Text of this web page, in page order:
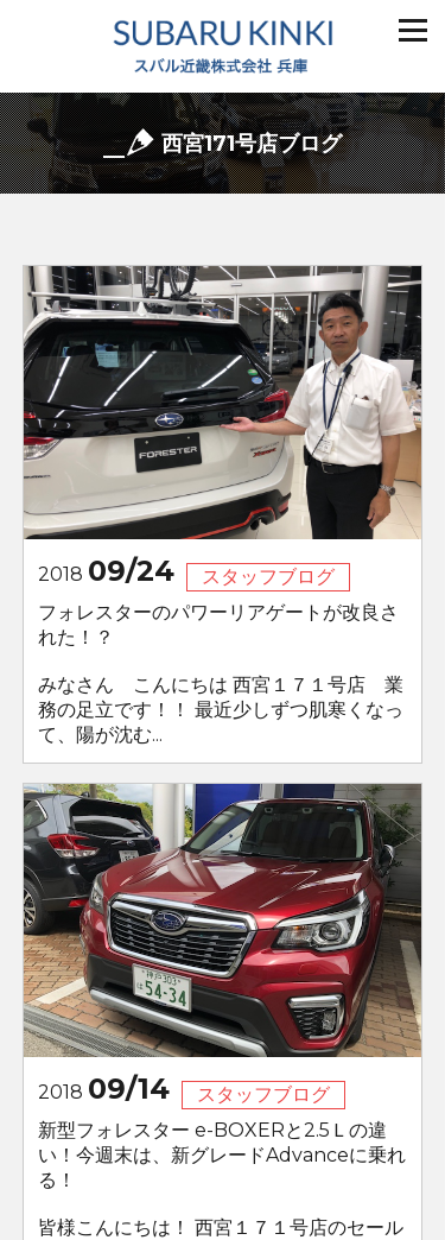
西宮171号店ブログ
2018 09/24
スタッフブログ
フォレスターのパワーリアゲートが改良さ
れた！？
みなさん こんにちは 西宮１７１号店 業
務の足立です！！ 最近少しずつ肌寒くなっ
て、陽が沈む...
2018 09/14
スタッフブログ
新型フォレスター e-BOXERと2.5Ｌの違
い！今週末は、新グレードAdvanceに乗れ
る！
皆様こんにちは！ 西宮１７１号店のセール